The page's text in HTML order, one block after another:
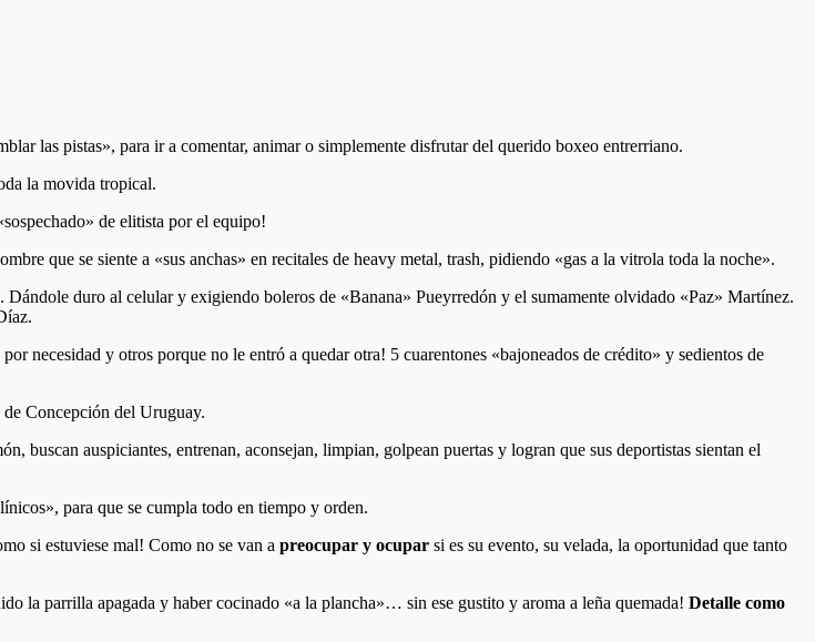
las pistas», para ir a comentar, animar o simplemente disfrutar del querido boxeo entrerriano.
la movida tropical.
de elitista por el equipo!
que se siente a «sus anchas» en recitales de heavy metal, trash, pidiendo «gas a la vitrola toda la noche».
duro al celular y exigiendo boleros de «Banana» Pueyrredón y el sumamente olvidado «Paz» Martínez.
necesidad y otros porque no le entró a quedar otra! 5 cuarentones «bajoneados de crédito» y sedientos de
de Concepción del Uruguay.
buscan auspiciantes, entrenan, aconsejan, limpian, golpean puertas y logran que sus deportistas sientan el
para que se cumpla todo en tiempo y orden.
si estuviese mal! Como no se van a preocupar y ocupar si es su evento, su velada, la oportunidad que tanto
la parrilla apagada y haber cocinado «a la plancha»… sin ese gustito y aroma a leña quemada! Detalle como